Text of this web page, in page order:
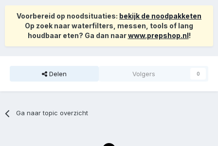
Voorbereid op noodsituaties: bekijk de noodpakketen
Op zoek naar waterfilters, messen, tools of lang
houdbaar eten? Ga dan naarwww.prepshop.nl!
Delen Volgers 0
Ga naar topic overzicht